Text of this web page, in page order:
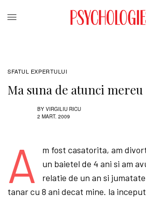
SFATUL EXPERTULUI
Ma suna de atunci mereu
BY VIRGILIU RICU
2 MART. 2009
A
m fost casatorita, am
un baietel de 4 ani si am
relatie de un an si
tanar cu 8 ani decat mine. la